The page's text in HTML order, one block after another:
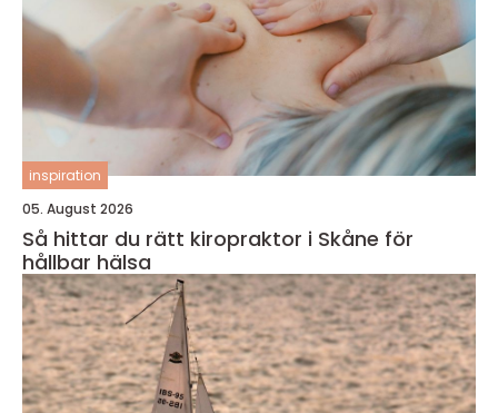
inspiration
05. August 2026
Så hittar du rätt kiropraktor i Skåne för
hållbar hälsa